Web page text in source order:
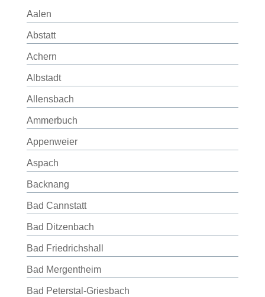
Aalen
Abstatt
Achern
Albstadt
Allensbach
Ammerbuch
Appenweier
Aspach
Backnang
Bad Cannstatt
Bad Ditzenbach
Bad Friedrichshall
Bad Mergentheim
Bad Peterstal-Griesbach